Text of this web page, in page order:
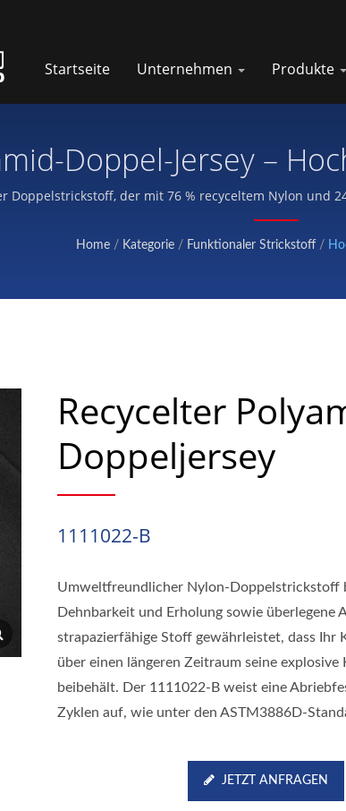
Startseite Unternehmen Produkte
Doppel-Jersey –
der mit 76 % recyceltem Nylon und
bis zu 5600 Zyklen – speziell für hochwertige
Home / Kategorie / Funktionaler Strickstoff /
Recycelter
Doppeljersey
1111022-B
Umweltfreundlicher Nylon-Doppelstrickstoff
Dehnbarkeit und Erholung sowie überlegene
strapazierfähige Stoff gewährleistet, dass Ihr
über einen längeren Zeitraum seine
beibehält. Der 1111022-B weist eine
Zyklen auf, wie unter den ASTM3886D-
JETZT ANFRAGEN